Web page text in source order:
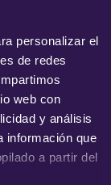
personalizar el
de redes
web con
y análisis
información que
a partir del
y lapolítica de